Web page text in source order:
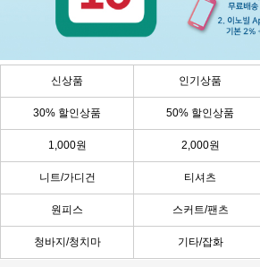
신상품 인기상품
30% 할인상품 50% 할인상품
1,000원 2,000원
니트/가디건 티셔츠
원피스 스커트/팬츠
청바지/청치마 기타/잡화